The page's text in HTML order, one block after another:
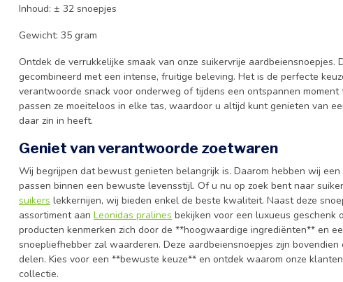
Inhoud: ± 32 snoepjes
Gewicht: 35 gram
Ontdek de verrukkelijke smaak van onze suikervrije
gecombineerd met een intense, fruitige beleving. Het is de perfecte
verantwoorde snack voor onderweg of tijdens een ontspannen moment
passen ze moeiteloos in elke tas, waardoor u altijd kunt genieten van
daar zin in heeft.
Geniet van verantwoorde zoetwaren
Wij begrijpen dat bewust genieten belangrijk is. Daarom hebben wij
passen binnen een bewuste levensstijl. Of u nu op zoek bent naar
suikers lekkernijen, wij bieden enkel de beste kwaliteit. Naast deze
assortiment aan Leonidas pralines bekijken voor een luxueus geschenk
producten kenmerken zich door de **hoogwaardige ingrediënten** en
snoepliefhebber zal waarderen. Deze aardbeiensnoepjes zijn
delen. Kies voor een **bewuste keuze** en ontdek waarom onze
collectie.